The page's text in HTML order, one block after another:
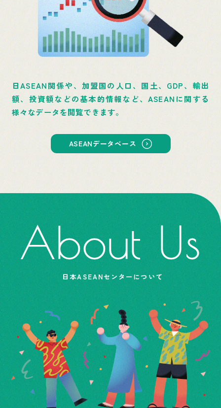
日ASEAN関係や、加盟国の人口、国土、GDP、輸出
額、投資額などの基本的情報など、ASEANに関する
様々なデータを閲覧できます。
ASEANデータベース
About Us
日本ASEANセンターについて